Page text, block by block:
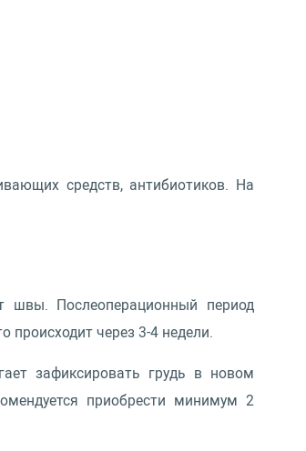
средств, антибиотиков. На
швы. Послеоперационный период
происходит через 3-4 недели.
зафиксировать грудь в новом
приобрести минимум 2